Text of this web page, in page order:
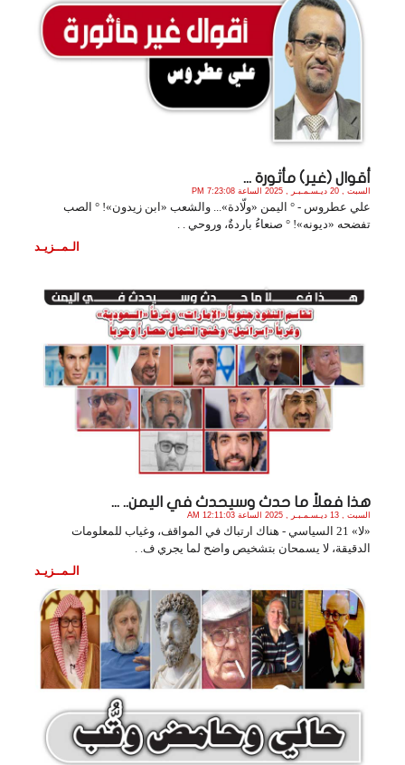
أقوال (غير) مأثورة ...
السبت , 20 ديـسـمـبـر , 2025 الساعة 7:23:08 PM
علي عطروس - ° اليمن «ولّادة»... والشعب «ابن زيدون»! ° الصب
تفضحه «ديونه»! ° صنعاءُ باردةٌ، وروحي . .
الـمــزيـد
هذا فعلاً ما حدث وسيحدث في اليمن.. ...
السبت , 13 ديـسـمـبـر , 2025 الساعة 12:11:03 AM
«لا» 21 السياسي - هناك ارتباك في المواقف، وغياب للمعلومات
الدقيقة، لا يسمحان بتشخيص واضح لما يجري ف. .
الـمــزيـد